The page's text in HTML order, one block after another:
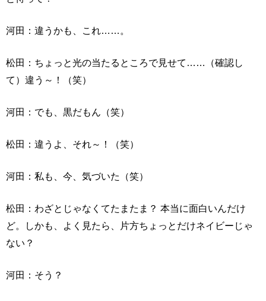
河田：違うかも、これ……。
松田：ちょっと光の当たるところで見せて……（確認し
て）違う～！（笑）
河田：でも、黒だもん（笑）
松田：違うよ、それ～！（笑）
河田：私も、今、気づいた（笑）
松田：わざとじゃなくてたまたま？ 本当に面白いんだけ
ど。しかも、よく見たら、片方ちょっとだけネイビーじゃ
ない？
河田：そう？